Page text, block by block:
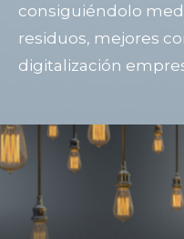
consiguiéndolo
residuos, mejores
digitalización